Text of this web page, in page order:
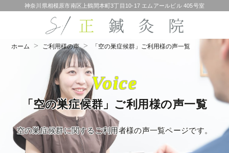
神奈川県相模原市南区上鶴間本町3丁目10-17 エムアールビル 405号室
ホーム ご利用様の声 「空の巣症候群」ご利用様の声一覧
Voice
「空の巣症候群」ご利用様の声一覧
空の巣症候群に関するご利用者様の声一覧ページです。